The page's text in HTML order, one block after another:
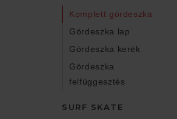
Komplett gördeszka
Gördeszka lap
Gördeszka kerék
Gördeszka
felfüggesztés
SURF SKATE